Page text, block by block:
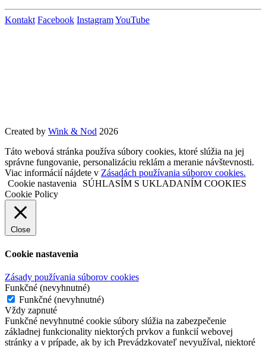
Kontakt Facebook InstagramYouTube
Created by Wink & Nod 2026
Táto webová stránka používa súbory cookies, ktoré slúžia na jej
správne fungovanie, personalizáciu reklám a meranie návštevnosti.
Viac informácií nájdete v Zásadách používania súborov cookies.
Cookie nastavenia
SÚHLASÍM S UKLADANÍM COOKIES
Cookie Policy
Close
Cookie nastavenia
Zásady používania súborov cookies
Funkčné (nevyhnutné)
Funkčné (nevyhnutné)
Vždy zapnuté
Funkčné nevyhnutné cookie súbory slúžia na zabezpečenie
základnej funkcionality niektorých prvkov a funkcií webovej
stránky a v prípade, ak by ich Prevádzkovateľ nevyužíval, niektoré